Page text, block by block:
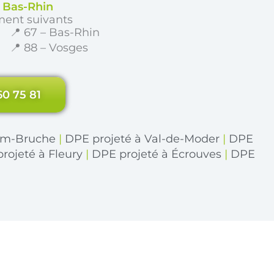
Rhin
suivants
📍 67 – Bas-Rhin
📍 88 – Vosges
75 81
Bruche | DPE projeté à Val-de-Moder | DPE
à Fleury | DPE projeté à Écrouves | DPE